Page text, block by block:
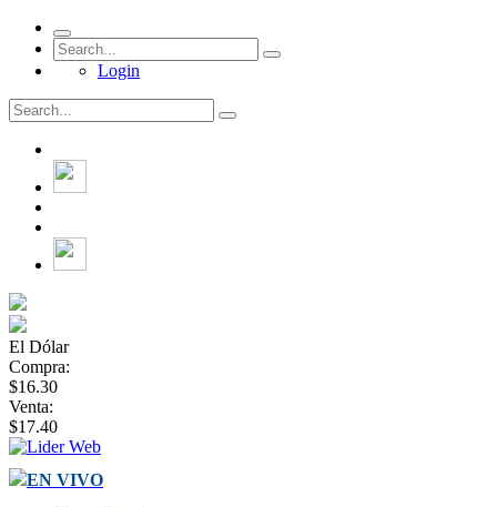
Login
El Dólar
Compra:
$16.30
Venta:
$17.40
EN VIVO